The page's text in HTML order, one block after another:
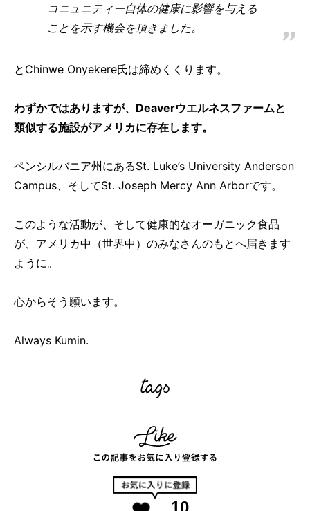
コニュニティー自体の健康に影響を与える
ことを示す機会を頂きました。
とChinwe Onyekere氏は締めくくります。
わずかではありますが、Deaverウエルネスファームと
類似する施設がアメリカに存在します。
ペンシルバニア州にあるSt. Luke’s University Anderson
Campus、そしてSt. Joseph Mercy Ann Arborです。
このような活動が、そして健康的なオーガニック食品
が、アメリカ中（世界中）のみなさんのもとへ届きます
ように。
心からそう願います。
Always Kumin.
10